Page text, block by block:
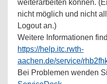
weiterarbeiten können.
nicht möglich und nicht
Logout an.)
Weitere Informationen
https://help.itc.rwth-
aachen.de/service/
Bei Problemen wenden